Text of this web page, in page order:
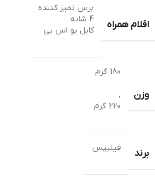
اقلام همراه
برس تمیز کننده
4 شانه
کابل یو اس بی
وزن
180 گرم
,
220 گرم
برند فیلیپس